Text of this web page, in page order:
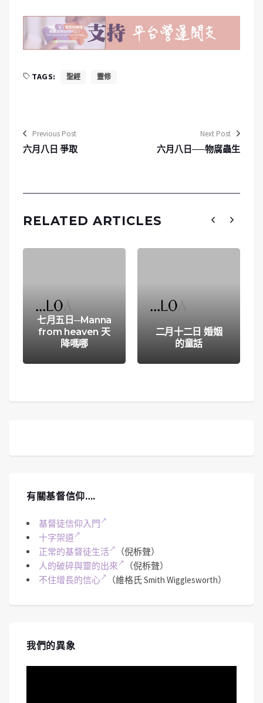
TAGS: 聖經 靈修
Previous Post
六月八日 爭取
Next Post
六月八日──物腐蟲生
RELATED ARTICLES
七月五日─Manna
from heaven 天
降嗎哪
二月十二日 婚姻
的童話
有關基督信仰….
基督徒信仰入門
十字架道
正常的基督徒生活
（倪柝聲）
人的破碎與靈的出來
（倪柝聲）
不住增長的信心
（維格氏 Smith Wigglesworth）
我們的異象